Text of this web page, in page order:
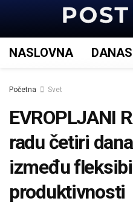
NASLOVNA DANAS
Početna Svet
EVROPLJANI
radu četiri
između
produktivnosti